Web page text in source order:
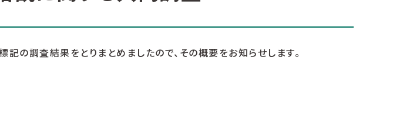
の調査結果をとりまとめましたので、その概要をお知らせします。